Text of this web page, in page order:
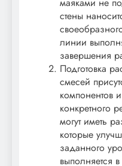
маяками не
стены
линии
завершения
Подготовка
смесей
компонентов
конкретного
могут иметь
которые
заданного
выполняется